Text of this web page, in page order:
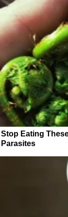
Stop Eating
Parasites